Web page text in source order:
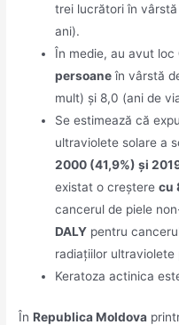
trei lucrători în
ani).
În medie, au avut loc
persoaneîn vârstă
mult) și 8,0 (ani de
Se estimează că
ultraviolete solare a
2000 (41,9%) și
existat o creșterecu
cancerul de piele
DALY pentru
radiațiilor
Keratoza actinica
ÎnRepublica Moldova